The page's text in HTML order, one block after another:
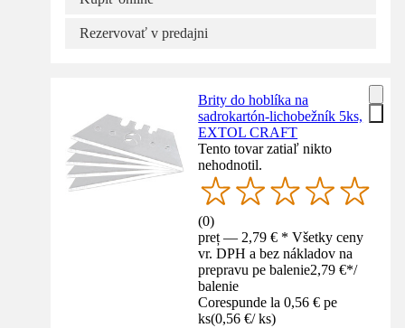
Rezervovať v predajni
Brity do hoblíka na
sadrokartón-lichobežník 5ks,
EXTOL CRAFT
Tento tovar zatiaľ nikto
nehodnotil.
(0)
preț — 2,79 € * Všetky ceny
vr. DPH a bez nákladov na
prepravu pe balenie2,79 €*/
balenie
Corespunde la 0,56 € pe
ks(0,56 €/ ks)